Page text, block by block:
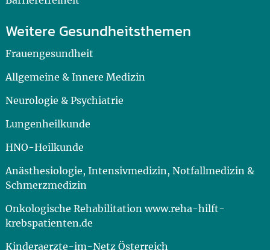
Weitere Gesundheitsthemen
Frauengesundheit
Allgemeine & Innere Medizin
Neurologie & Psychiatrie
Lungenheilkunde
HNO-Heilkunde
Anästhesiologie, Intensivmedizin, Notfallmedizin &
Schmerzmedizin
Onkologische Rehabilitation www.reha-hilft-
krebspatienten.de
Kinderaerzte-im-Netz Österreich